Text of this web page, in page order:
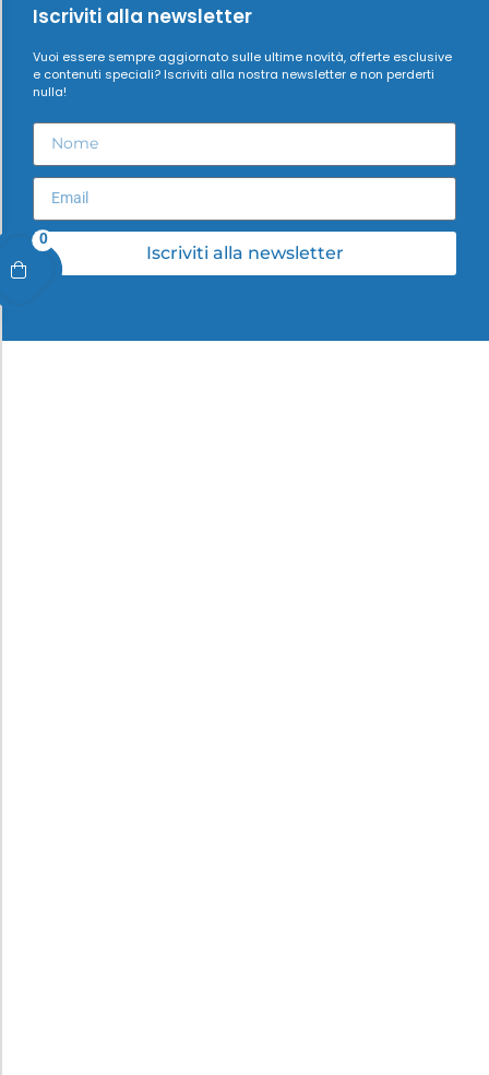
0
Iscriviti alla newsletter
Vuoi essere sempre aggiornato sulle ultime novità, offerte esclusive
e contenuti speciali? Iscriviti alla nostra newsletter e non perderti
nulla!
Iscriviti alla newsletter